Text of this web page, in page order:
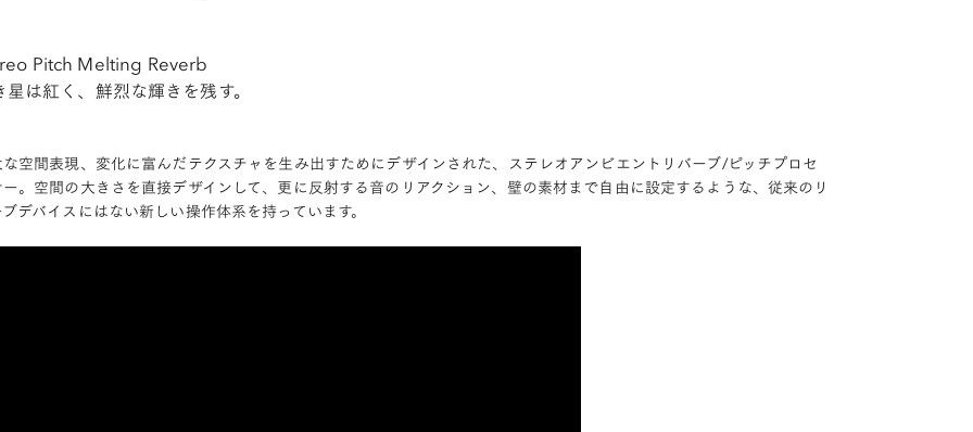
Pitch Melting Reverb
星は紅く、鮮烈な輝きを残す。
空間表現、変化に富んだテクスチャを生み出すためにデザインされた、ステレオアンビエントリバーブ/ピッチプロセ
ー。空間の大きさを直接デザインして、更に反射する音のリアクション、壁の素材まで自由に設定するような、従来のリ
デバイスにはない新しい操作体系を持っています。